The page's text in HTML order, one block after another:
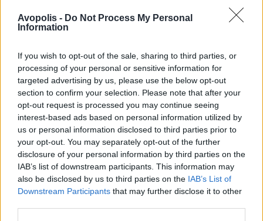
Avopolis - Do Not Process My Personal
Information
If you wish to opt-out of the sale, sharing to third parties, or
processing of your personal or sensitive information for
targeted advertising by us, please use the below opt-out
section to confirm your selection. Please note that after your
opt-out request is processed you may continue seeing
interest-based ads based on personal information utilized by
us or personal information disclosed to third parties prior to
your opt-out. You may separately opt-out of the further
disclosure of your personal information by third parties on the
IAB’s list of downstream participants. This information may
also be disclosed by us to third parties on the IAB’s List of
Downstream Participants that may further disclose it to other